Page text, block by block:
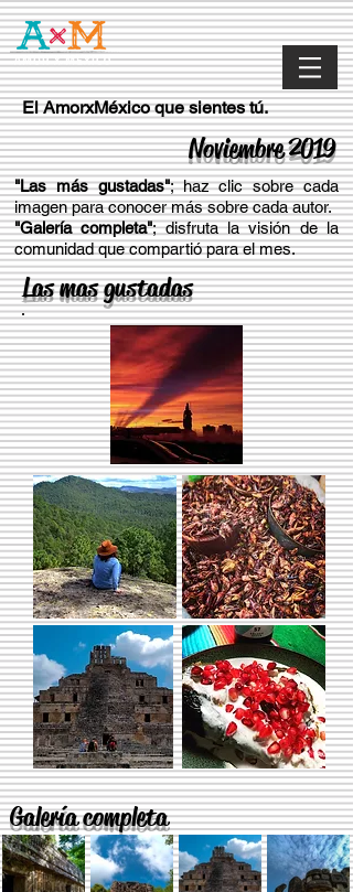
El AmorxMéxico que sientes tú.
Noviembre 2019
"Las más gustadas"; haz clic sobre cada
imagen para conocer más sobre cada autor.
"Galería completa"; disfruta la visión de la
comunidad que compartió para el mes.
Las mas gustadas
Galería completa